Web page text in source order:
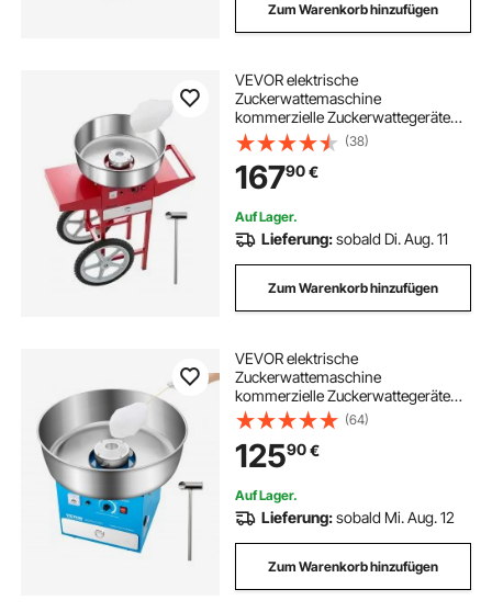
Zum Warenkorb hinzufügen
VEVOR elektrische
Zuckerwattemaschine
kommerzielle Zuckerwattegeräte
mit Wagen (1000 W) mit 52 cm
Edelstahlschüssel & Zuckerschaufel
& Schublade, perfekt für
Kindergeburtstage Familienfeiern
Rot
(38)
16790€
Auf Lager.
Lieferung:sobald Di. Aug. 11
Zum Warenkorb hinzufügen
VEVOR elektrische
Zuckerwattemaschine
kommerzielle Zuckerwattegeräte
(1000 W) mit 52 cm
Edelstahlschüssel & Zuckerschaufel
& Schublade, perfekt für
Kindergeburtstage Familienfeiern
Partys Blau
(64)
12590€
Auf Lager.
Lieferung:sobald Mi. Aug. 12
Zum Warenkorb hinzufügen